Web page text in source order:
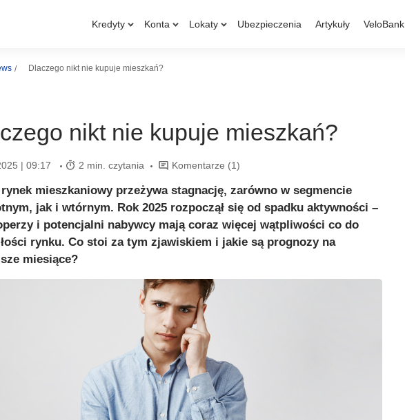
Kredyty Konta Lokaty Ubezpieczenia Artykuły VeloBank
Dlaczego nikt nie kupuje mieszkań?
nikt nie kupuje mieszkań?
| 09:17 2 min. czytania Komentarze (1)
mieszkaniowy przeżywa stagnację, zarówno w segmencie
jak i wtórnym. Rok 2025 rozpoczął się od spadku aktywności –
i potencjalni nabywcy mają coraz więcej wątpliwości co do
rynku. Co stoi za tym zjawiskiem i jakie są prognozy na
miesiące?